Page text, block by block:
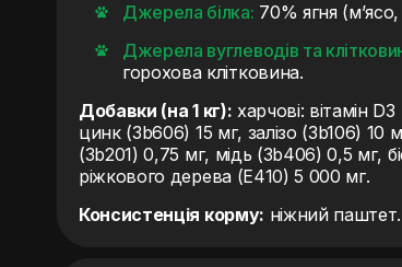
Джерела білка: 70% ягня
Джерела вуглеводів та
горохова клітковина.
Добавки (на 1 кг): харчові: вітамін
цинк (3b606) 15 мг, залізо (3b106)
(3b201) 0,75 мг, мідь (3b406) 0,5 мг,
ріжкового дерева (E410) 5 000 мг.
Консистенція корму: ніжний паштет.